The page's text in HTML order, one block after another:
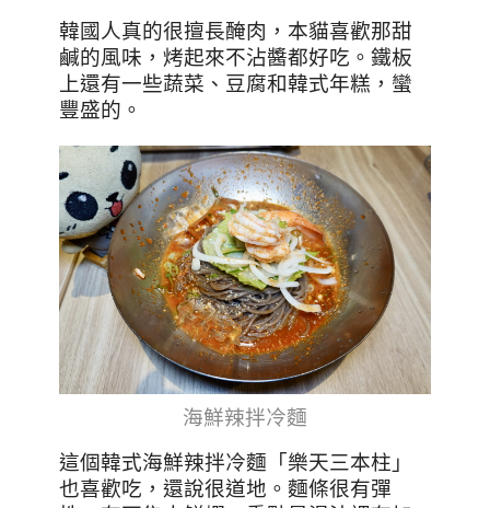
韓國人真的很擅長醃肉，本貓喜歡那甜
鹹的風味，烤起來不沾醬都好吃。鐵板
上還有一些蔬菜、豆腐和韓式年糕，蠻
豐盛的。
海鮮辣拌冷麵
這個韓式海鮮辣拌冷麵「樂天三本柱」
也喜歡吃，還說很道地。麵條很有彈